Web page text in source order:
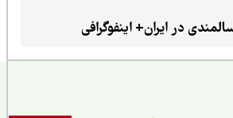
در ایران+ اینفوگرافی